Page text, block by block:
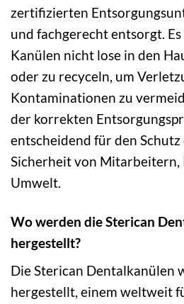
zertifizierten
und fachgerecht entsorgt.
Kanülen nicht lose in den
oder zu recyceln, um
Kontaminationen zu
der korrekten
entscheidend für den
Sicherheit von Mitarbeitern,
Umwelt.
Wo werden die Sterican
hergestellt?
Die Sterican Dentalkanülen
hergestellt, einem weltweit